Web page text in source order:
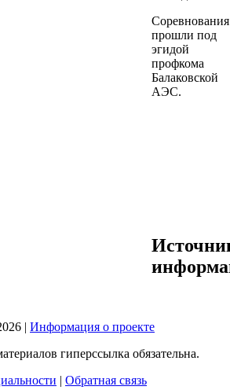
Соревнования
прошли под
эгидой
профкома
Балаковской
АЭС.
| Информация о проекте
гиперссылка обязательна.
| Обратная связь